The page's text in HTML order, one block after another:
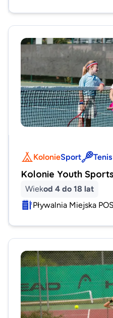
KolonieSport Tenis
Kolonie Youth
Wiekod 4 do 18 lat
Pływalnia Miejska